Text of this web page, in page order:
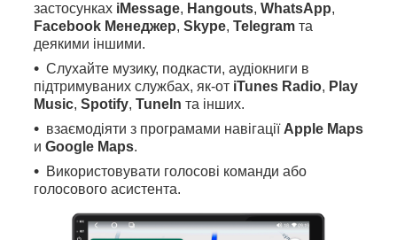
застосунках iMessage, Hangouts, WhatsApp,
Facebook Менеджер, Skype, Telegram та
деякими іншими.
Слухайте музику, подкасти, аудіокниги в
підтримуваних службах, як-от iTunes Radio, Play
Music, Spotify, TuneIn та інших.
взаємодіяти з програмами навігаціїApple Maps
и Google Maps.
Використовувати голосові команди або
голосового асистента.